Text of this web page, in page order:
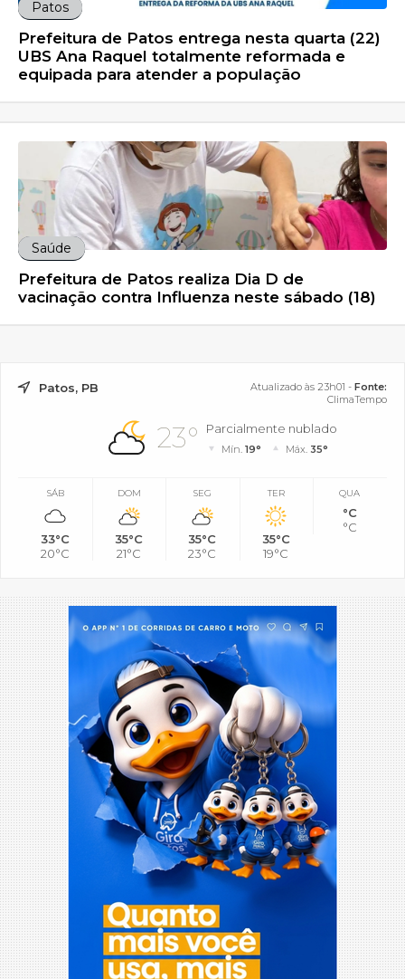
Patos
Prefeitura de Patos entrega nesta quarta (22)
UBS Ana Raquel totalmente reformada e
equipada para atender a população
Saúde
Prefeitura de Patos realiza Dia D de
vacinação contra Influenza neste sábado (18)
Patos, PB Atualizado às 23h01 - Fonte:
ClimaTempo
23° Parcialmente nublado
Mín.19° Máx. 35°
SÁB
33°C
20°C
DOM
35°C
21°C
SEG
35°C
23°C
TER
35°C
19°C
QUA
°C
°C